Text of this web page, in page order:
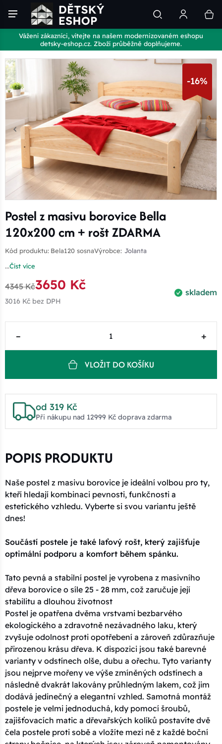
Vážení zákazníci, vítejte na našem modernizovaném eshopu
detsky-eshop.cz. Zboží průběžně doplňujeme.
-16%
Postel z masivu borovice Bella
120x200 cm + rošt ZDARMA
Kód produktu: Bela120 sosnaVýrobce: Jolanta
...Číst více
skladem
4345 Kč3650 Kč
3016 Kč bez DPH
– +
VLOŽIT DO KOŠÍKU
od 319 Kč
Při nákupu nad 12999 Kč doprava zdarma
POPIS PRODUKTU
Naše postel z masivu borovice je ideální volbou pro ty,
kteří hledají kombinaci pevnosti, funkčnosti a
estetického vzhledu. Vyberte si svou variantu ještě
dnes!
Součástí postele je také laťový rošt, který zajišťuje
optimální podporu a komfort během spánku.
Tato pevná a stabilní postel je vyrobena z masivního
dřeva borovice o síle 25 - 28 mm, což zaručuje její
stabilitu a dlouhou životnost
Postel je opatřena dvěma vrstvami bezbarvého
ekologického a zdravotně nezávadného laku, který
zvyšuje odolnost proti opotřebení a zároveň zdůrazňuje
přirozenou krásu dřeva. K dispozici jsou také barevné
varianty v odstínech olše, dubu a ořechu. Tyto varianty
jsou nejprve mořeny ve výše zmíněných odstínech a
následně dvakrát lakovány průhledným lakem, což jim
dodává jedinečný a elegantní vzhled. Samotná montáž
postele je velmi jednoduchá, kdy pomocí šroubů,
zajišťovacích matic a dřevařských kolíků postavíte dvě
čela postele proti sobě a vložíte mezi ně z každé boční